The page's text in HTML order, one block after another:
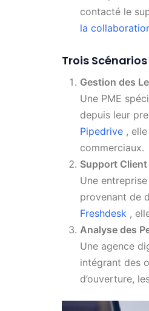
contacté le
la
Trois
Gestion des
Une PME
depuis leur
Pipedrive ,
commerciaux.
Support
Une
provenant de
Freshdesk ,
Analyse des
Une agence
intégrant des
d’ouverture,